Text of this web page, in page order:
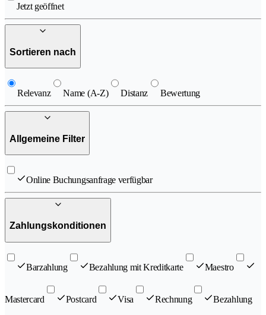
Jetzt geöffnet
Sortieren nach
Relevanz Name (A-Z) Distanz Bewertung
Allgemeine Filter
Online Buchungsanfrage verfügbar
Zahlungskonditionen
Barzahlung Bezahlung mit Kreditkarte Maestro
Mastercard Postcard Visa Rechnung Bezahlung